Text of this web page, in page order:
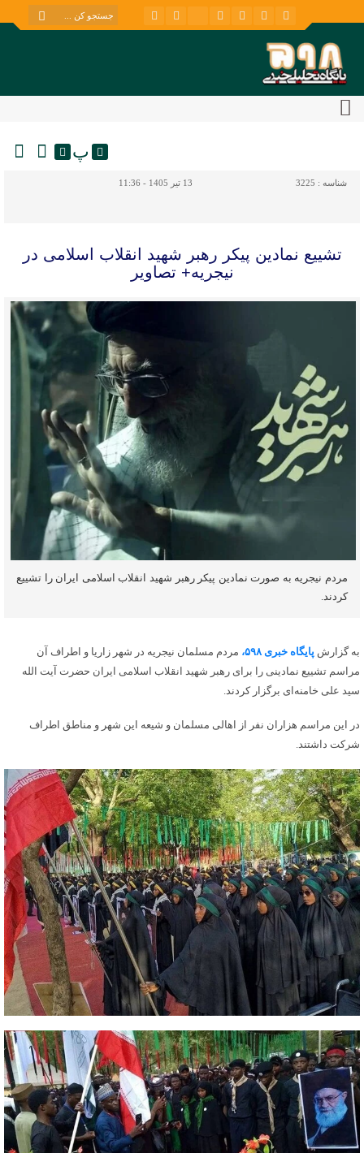
پ
شناسه : 3225 13 تیر 1405 - 11:36
تشییع نمادین پیکر رهبر شهید انقلاب اسلامی در
نیجریه+ تصاویر
مردم نیجریه به صورت نمادین پیکر رهبر شهید انقلاب اسلامی ایران را تشییع
کردند.
به گزارش پایگاه خبری ۵۹۸،
مردم مسلمان نیجریه در شهر زاریا و اطراف آن
مراسم تشییع نمادینی را برای رهبر شهید انقلاب اسلامی ایران حضرت آیت الله
سید علی خامنه‌ای برگزار کردند.
در این مراسم هزاران نفر از اهالی مسلمان و شیعه این شهر و مناطق اطراف
شرکت داشتند.